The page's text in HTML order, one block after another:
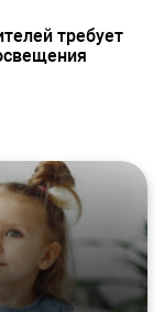
требует